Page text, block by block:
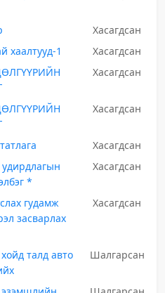
Хасагдсан
хаалтууд-1
Хасагдсан
Хасагдсан
Хасагдсан
Хасагдсан
*
Хасагдсан
гудамж
засварлах
Хасагдсан
талд авто
Шалгарсан